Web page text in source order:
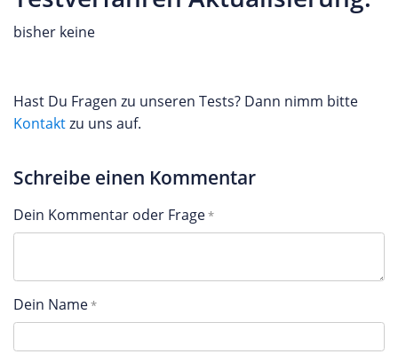
bisher keine
Hast Du Fragen zu unseren Tests? Dann nimm bitte
Kontaktzu uns auf.
Schreibe einen Kommentar
Dein Kommentar oder Frage
Dein Name